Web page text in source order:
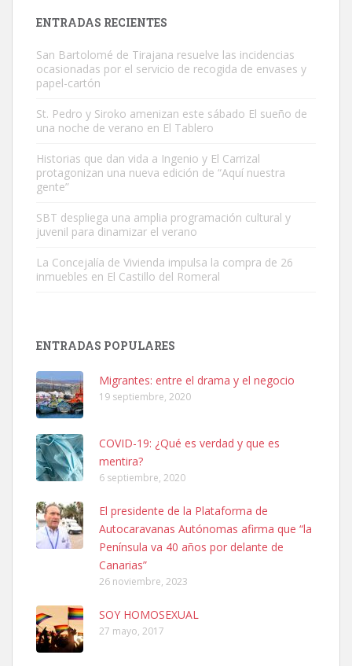
Este gato macho ha aparecido en la calle hace menos de un mes,
es muy manso y extremadamente cari...
Leales.org » Gran Canaria
Leales.org » Gran Canaria
SHIBA PERDIDO AVDA JOSE MESA Y LOPEZ
PERRO MACHO RAZA SHIBA CON MICROCHIP PERDIDO HOY
06/07/2025 ZONA MESA Y LOPEZ. ES MUY ASUSTADIZO
Leales.org » Gran Canaria
6.7.2025
ENTRADAS RECIENTES
San Bartolomé de Tirajana resuelve las incidencias
ocasionadas por el servicio de recogida de envases y
papel-cartón
St. Pedro y Siroko amenizan este sábado El sueño de
una noche de verano en El Tablero
Historias que dan vida a Ingenio y El Carrizal
protagonizan una nueva edición de “Aquí nuestra
gente”
SBT despliega una amplia programación cultural y
juvenil para dinamizar el verano
La Concejalía de Vivienda impulsa la compra de 26
inmuebles en El Castillo del Romeral
ENTRADAS POPULARES
Migrantes: entre el drama y el negocio
19 septiembre, 2020
COVID-19: ¿Qué es verdad y que es
mentira?
6 septiembre, 2020
El presidente de la Plataforma de
Autocaravanas Autónomas afirma que “la
Península va 40 años por delante de
Canarias”
26 noviembre, 2023
SOY HOMOSEXUAL
27 mayo, 2017